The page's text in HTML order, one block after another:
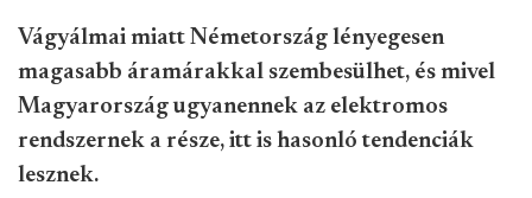
Vágyálmai miatt Németország lényegesen
magasabb áramárakkal szembesülhet, és mivel
Magyarország ugyanennek az elektromos
rendszernek a része, itt is hasonló tendenciák
lesznek.